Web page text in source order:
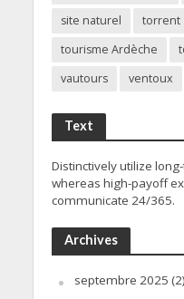
site naturel
torrent
tourisme Ardèche
vautours
ventoux
Text
Distinctively utilize
whereas high-payoff
communicate 24/365.
Archives
septembre 2025 (2)